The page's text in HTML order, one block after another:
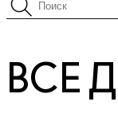
Поиск
ВСЕ